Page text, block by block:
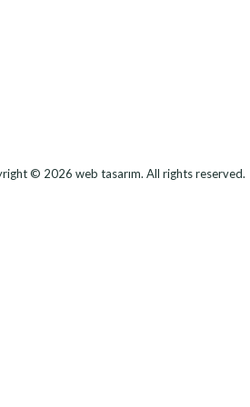
© 2026 web tasarım. All rights reserved.